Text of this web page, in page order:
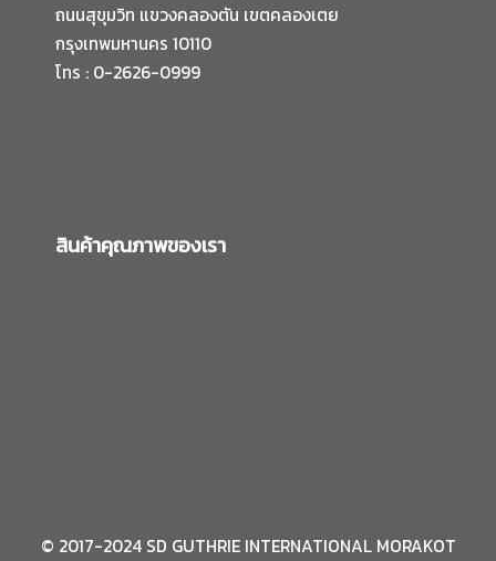
ถนนสุขุมวิท แขวงคลองตัน เขตคลองเตย
กรุงเทพมหานคร 10110
โทร : 0-2626-0999
สินค้าคุณภาพของเรา
© 2017-2024 SD GUTHRIE INTERNATIONAL MORAKOT